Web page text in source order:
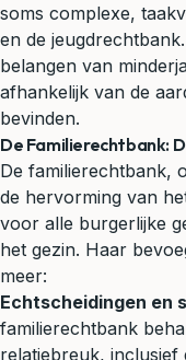
soms complexe,
en de
belangen van
afhankelijk van de
bevinden.
De Familierechtbank:
De familierechtbank,
de hervorming van
voor alle burgerlijke
het gezin. Haar
meer:
Echtscheidingen en
familierechtbank
relatiebreuk, inclusief